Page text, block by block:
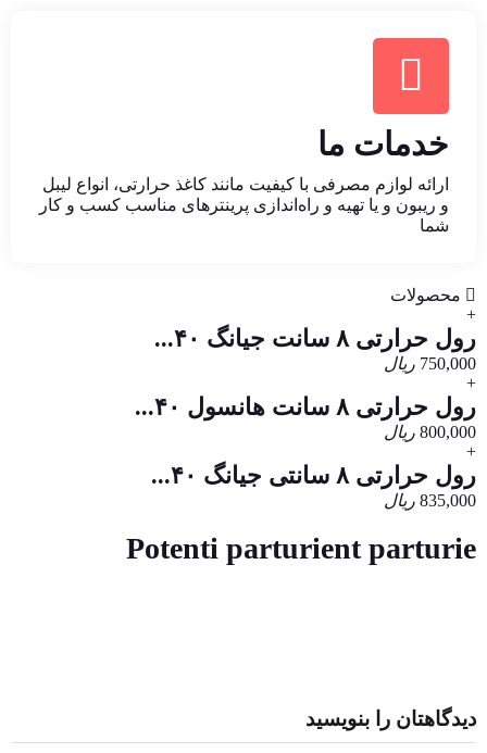
خدمات ما
ارائه لوازم مصرفی با کیفیت مانند کاغذ حرارتی، انواع لیبل
و ریبون و یا تهیه و راه‌اندازی پرینترهای مناسب کسب و کار
شما
محصولات
+
رول حرارتی ۸ سانت جیانگ ۴۰...
750,000 ریال
+
رول حرارتی ۸ سانت هانسول ۴۰...
800,000 ریال
+
رول حرارتی ۸ سانتی جیانگ ۴۰...
835,000 ریال
Potenti parturient parturie
دیدگاهتان را بنویسید